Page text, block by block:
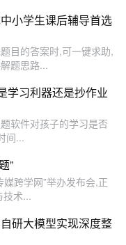
小学生课后辅导首选
目的答案时,可一键求助,
题思路...
学习利器还是抄作业
软件对孩子的学习是否
间...
”
媒跨学网”举办发布会,正
技术...
研大模型实现深度整